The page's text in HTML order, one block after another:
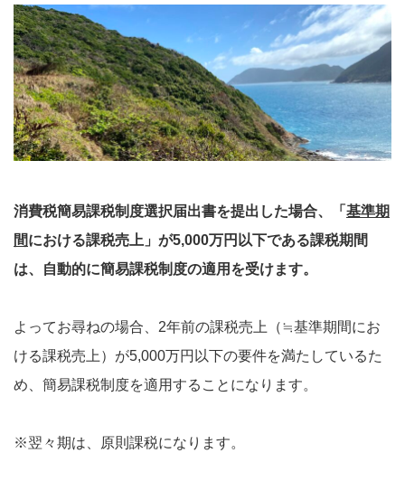
消費税簡易課税制度選択届出書を提出した場合、「 基準期
間における課税売上」が5,000万円以下である課税期間
は、自動的に簡易課税制度の適用を受けます。
よってお尋ねの場合、2年前の課税売上（≒基準期間にお
ける課税売上）が5,000万円以下の要件を満たしているた
め、簡易課税制度を適用することになります。
※翌々期は、原則課税になります。